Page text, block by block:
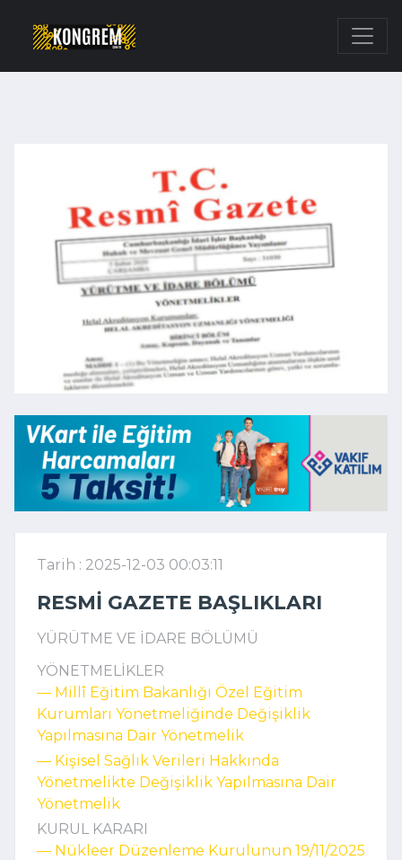
Tarih : 2025-12-03 00:03:11
RESMI GAZETE BAŞLIKLARI
YÜRÜTME VE İDARE BÖLÜMÜ
YÖNETMELİKLER
–– Millî Eğitim Bakanlığı Özel Eğitim
Kurumları Yönetmeliğinde Değişiklik
Yapılmasına Dair Yönetmelik
–– Kişisel Sağlık Verileri Hakkında
Yönetmelikte Değişiklik Yapılmasına Dair
Yönetmelik
KURUL KARARI
–– Nükleer Düzenleme Kurulunun 19/11/2025